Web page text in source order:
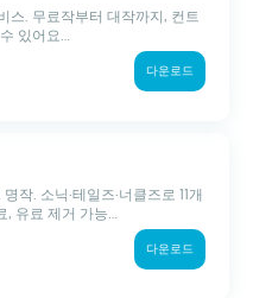
스. 무료작부터 대작까지, 컨트
있어요...
다운로드
작. 소닉·테일즈·너클즈로 11개
, 유료 제거 가능...
다운로드